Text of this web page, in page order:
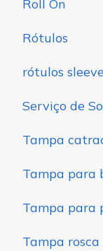
Roll On
Rótulos
rótulos
Serviço de
Tampa
Tampa para
Tampa para
Tampa rosca